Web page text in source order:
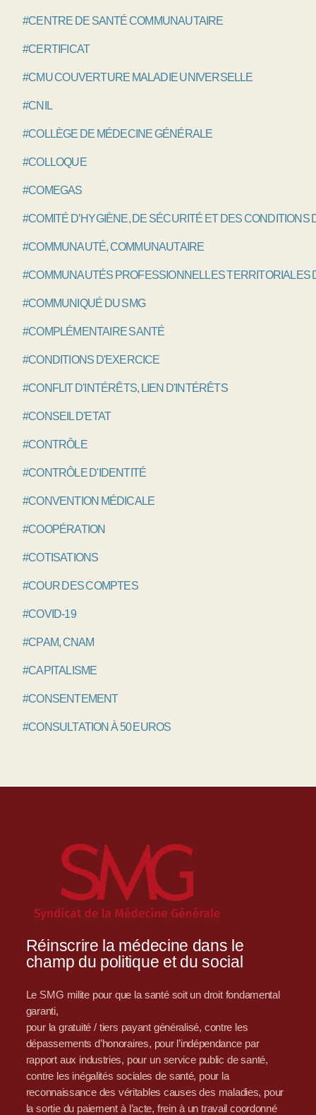
#CENTRE DE SANTÉ COMMUNAUTAIRE
#CERTIFICAT
#CMU COUVERTURE MALADIE UNIVERSELLE
#CNIL
#COLLÈGE DE MÉDECINE GÉNÉRALE
#COLLOQUE
#COMEGAS
#COMITÉ D’HYGIÈNE, DE SÉCURITÉ ET DES CONDITIONS
#COMMUNAUTÉ, COMMUNAUTAIRE
#COMMUNAUTÉS PROFESSIONNELLES TERRITORIALES
#COMMUNIQUÉ DU SMG
#COMPLÉMENTAIRE SANTÉ
#CONDITIONS D'EXERCICE
#CONFLIT D'INTÉRÊTS, LIEN D'INTÉRÊTS
#CONSEIL D'ETAT
#CONTRÔLE
#CONTRÔLE D'IDENTITÉ
#CONVENTION MÉDICALE
#COOPÉRATION
#COTISATIONS
#COUR DES COMPTES
#COVID-19
#CPAM, CNAM
#CAPITALISME
#CONSENTEMENT
#CONSULTATION À 50 EUROS
Réinscrire la médecine dans le
champ du politique et du social
Le SMG milite pour que la santé soit un droit fondamental
garanti,
pour la gratuité / tiers payant généralisé, contre les
dépassements d’honoraires, pour l’indépendance par
rapport aux industries, pour un service public de santé,
contre les inégalités sociales de santé, pour la
reconnaissance des véritables causes des maladies, pour
la sortie du paiement à l’acte, frein à un travail coordonné